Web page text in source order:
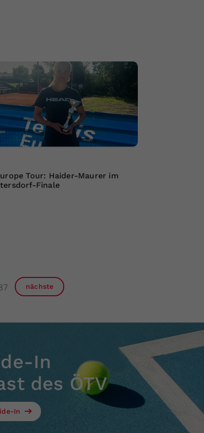
Tour: Haider-Maurer im
Finale
nächste
In
des ÖTV
In